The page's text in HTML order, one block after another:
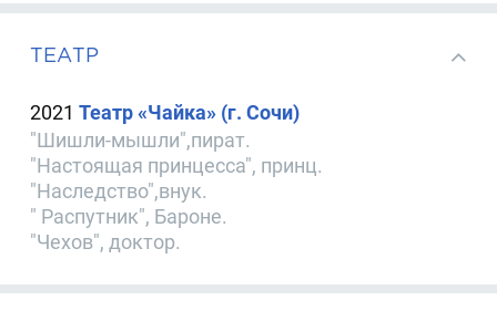
ТЕАТР
2021Театр «Чайка» (г. Сочи)
"Шишли-мышли",пират.
"Настоящая принцесса", принц.
"Наследство",внук.
" Распутник", Бароне.
"Чехов", доктор.